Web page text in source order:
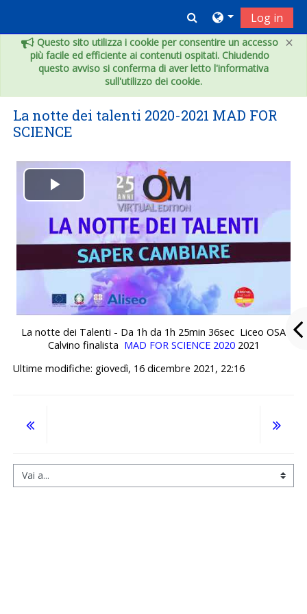
×
Questo sito utilizza i cookie per consentire un accesso
più facile ed efficiente ai contenuti ospitati. Chiudendo
questo avviso si conferma di aver letto l'informativa
sull'utilizzo dei cookie.
Toggle search
Log in
La notte dei talenti 2020-2021 MAD FOR
SCIENCE
Play
Video
La notte dei Talenti - Da 1h da 1h 25min 36sec Liceo OSA
Calvino finalista MAD FOR SCIENCE 20202021
Ultime modifiche: giovedì, 16 dicembre 2021, 22:16
Vai a...